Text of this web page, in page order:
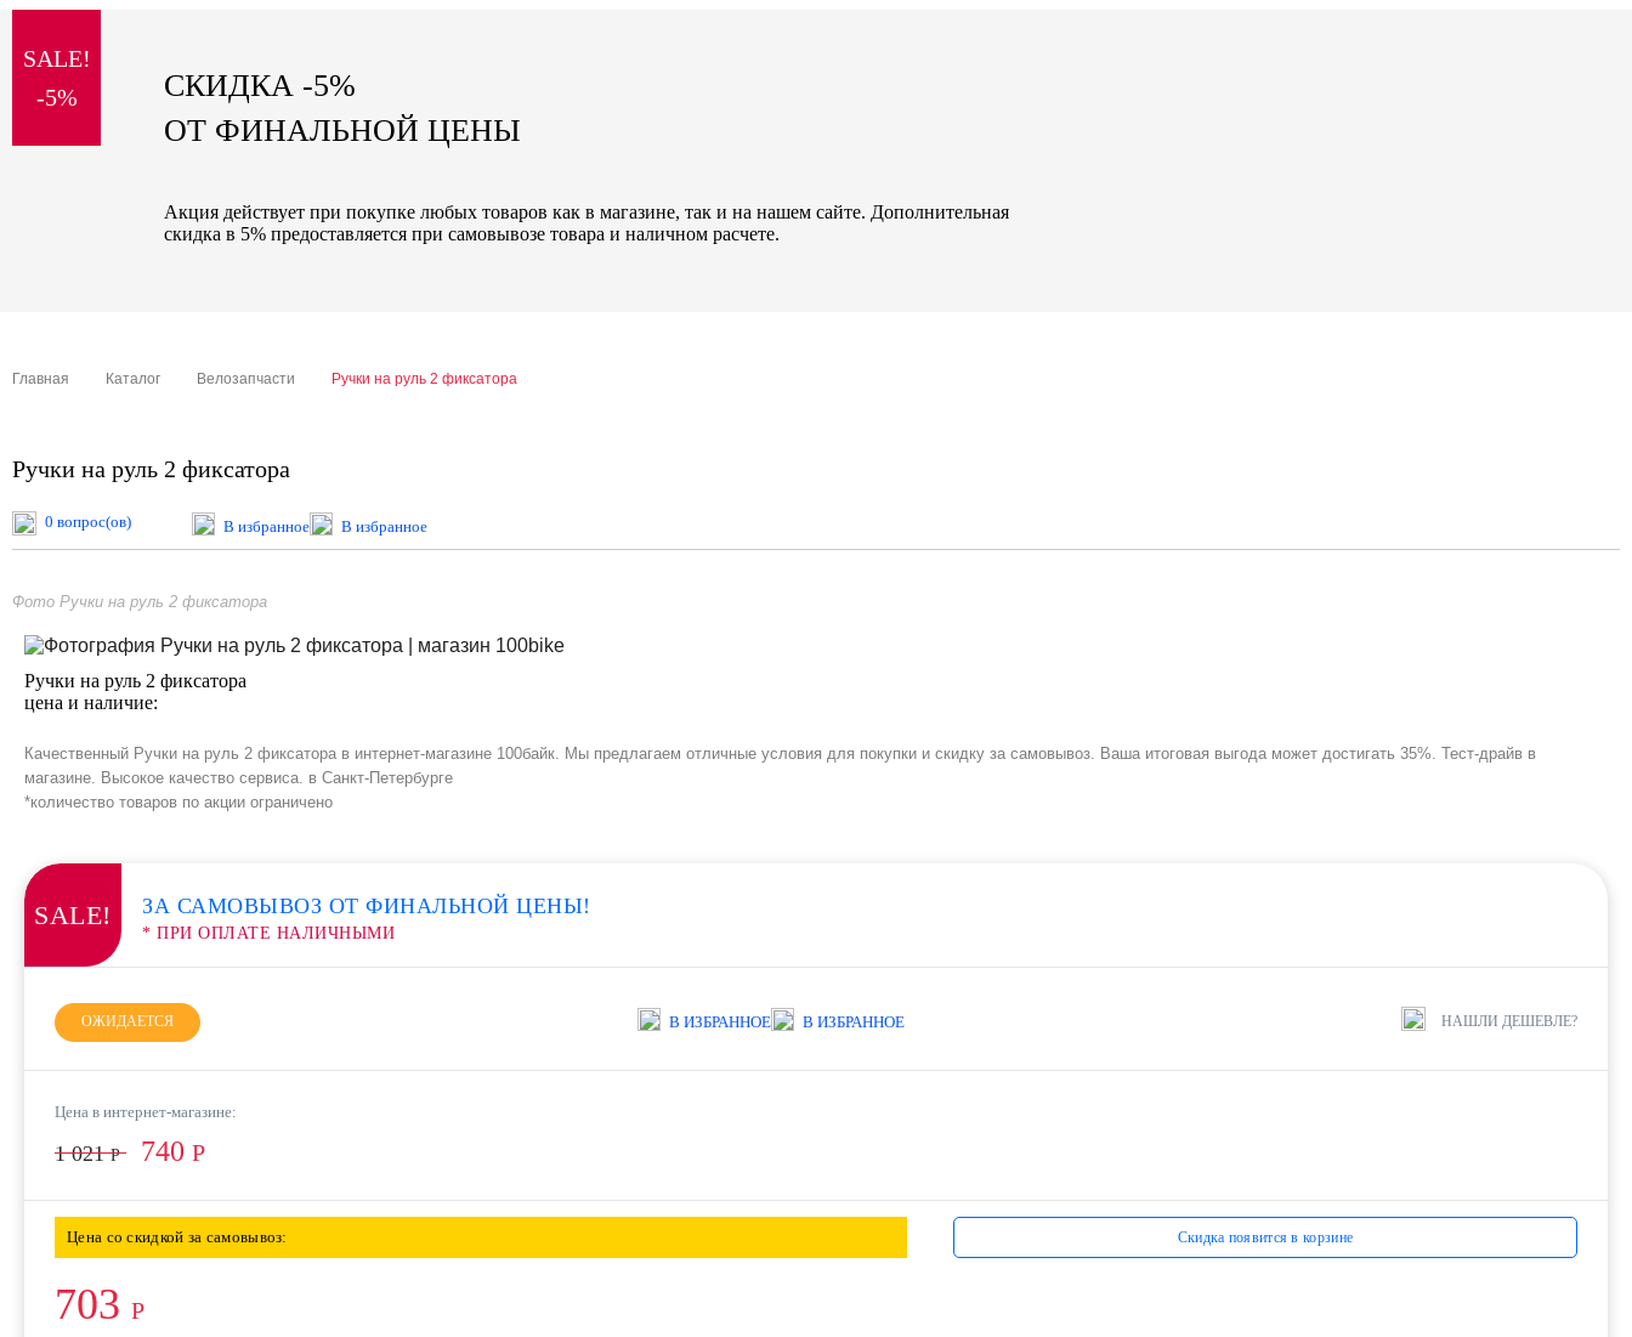
sale
special price
SALE!
-5%
СКИДКА -5%
ОТ ФИНАЛЬНОЙ ЦЕНЫ
Акция действует при покупке любых товаров как в магазине, так и на нашем сайте. Дополнительная
скидка в 5% предоставляется при самовывозе товара и наличном расчете.
Главная Каталог Велозапчасти Ручки на руль 2 фиксатора
Ручки на руль 2 фиксатора
0 вопрос(ов) В избранное В избранное
Фото Ручки на руль 2 фиксатора
Ручки на руль 2 фиксатора
цена и наличие:
Качественный Ручки на руль 2 фиксатора в интернет-магазине 100байк. Мы предлагаем отличные условия для покупки и скидку за самовывоз. Ваша итоговая выгода может достигать 35%. Тест-драйв в
магазине. Высокое качество сервиса. в Санкт-Петербурге
*количество товаров по акции ограничено
SALE! ЗА САМОВЫВОЗ ОТ ФИНАЛЬНОЙ ЦЕНЫ!
* ПРИ ОПЛАТЕ НАЛИЧНЫМИ
ОЖИДАЕТСЯ В ИЗБРАННОЕ В ИЗБРАННОЕ НАШЛИ ДЕШЕВЛЕ?
Цена в интернет-магазине:
1 021Р 740 Р
Цена со скидкой за самовывоз: Скидка появится в корзине
703 Р